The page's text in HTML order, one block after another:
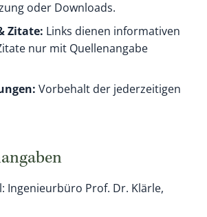
oder Downloads.
Zitate: Links dienen informativen
nur mit Quellenangabe
Vorbehalt der jederzeitigen
Ingenieurbüro Prof. Dr. Klärle,